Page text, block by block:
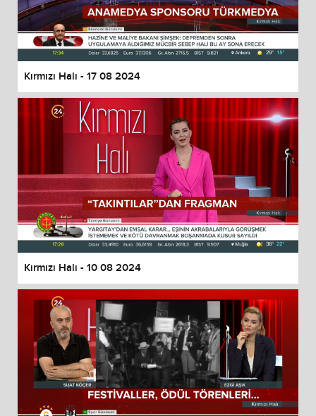
Kırmızı Halı - 17 08 2024
Kırmızı Halı - 10 08 2024